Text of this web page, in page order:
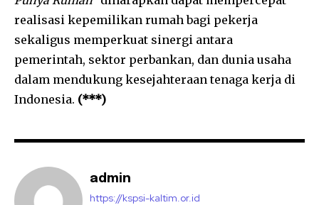
realisasi kepemilikan rumah bagi pekerja
sekaligus memperkuat sinergi antara
pemerintah, sektor perbankan, dan dunia usaha
dalam mendukung kesejahteraan tenaga kerja di
Indonesia. (***)
admin
https://kspsi-kaltim.or.id